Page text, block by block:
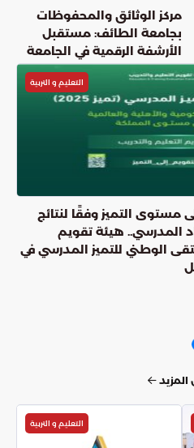
مركز الوثائق والمحفوظات
بجامعة الطائف: مستقبل
الأرشفة الرقمية في الجامعة
التعليم و التربية
مستوى التميز وفقًا لنتائج
المدرسي.. هيئة تقويم
الوطني للتميز المدرسي في
التعليم و التربية